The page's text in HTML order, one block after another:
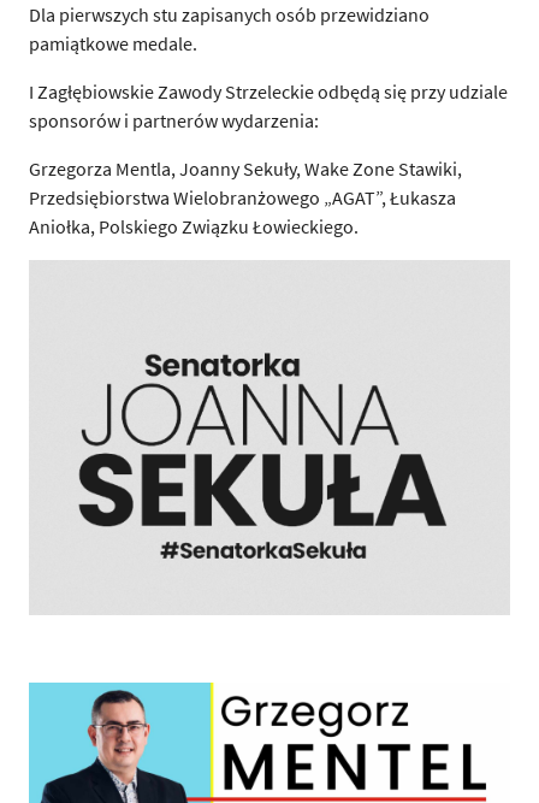
Dla pierwszych stu zapisanych osób przewidziano
pamiątkowe medale.
I Zagłębiowskie Zawody Strzeleckie odbędą się przy udziale
sponsorów i partnerów wydarzenia:
Grzegorza Mentla, Joanny Sekuły, Wake Zone Stawiki,
Przedsiębiorstwa Wielobranżowego „AGAT”, Łukasza
Aniołka, Polskiego Związku Łowieckiego.